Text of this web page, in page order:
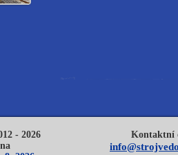
- 2026
Kontaktní